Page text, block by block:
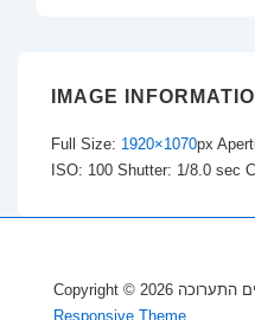
IMAGE
Full Size: 1920×1070px
ISO: 100 Shutter: 1/8.0 sec
Copyright © 2026
Responsive Theme